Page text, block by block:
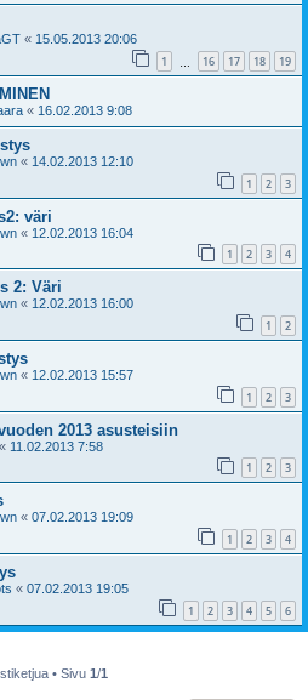
« 15.05.2013 20:06
1 16 17 18 19
« 16.02.2013 9:08
« 14.02.2013 12:10
1 2 3
väri
« 12.02.2013 16:04
1 2 3 4
2: Väri
« 12.02.2013 16:00
1 2
« 12.02.2013 15:57
1 2 3
2013 asusteisiin
« 11.02.2013 7:58
1 2 3
« 07.02.2013 19:09
1 2 3 4
« 07.02.2013 19:05
1 2 3 4 5 6
• Sivu 1/1